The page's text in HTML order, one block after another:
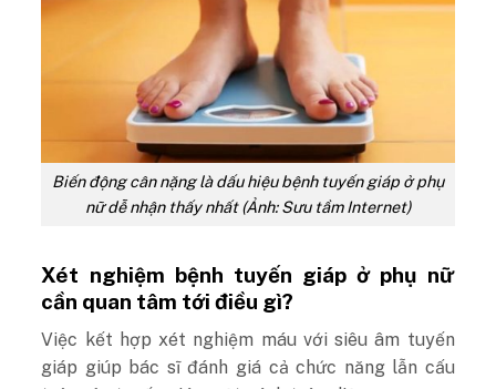
Biến động cân nặng là dấu hiệu bệnh tuyến giáp ở phụ
nữ dễ nhận thấy nhất (Ảnh: Sưu tầm Internet)
Xét nghiệm bệnh tuyến giáp ở phụ nữ
cần quan tâm tới điều gì?
Việc kết hợp xét nghiệm máu với siêu âm tuyến
giáp giúp bác sĩ đánh giá cả chức năng lẫn cấu